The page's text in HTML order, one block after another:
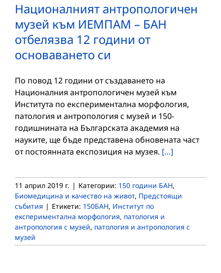
Националният антропологичен
музей към ИЕМПАМ – БАН
отбелязва 12 години от
основаването си
По повод 12 години от създаването на
Националния антропологичен музей към
Института по експериментална морфология,
патология и антропология с музей и 150-
годишнината на Българската академия на
науките, ще бъде представена обновената част
от постоянната експозиция на музея. […]
11 април 2019 г. | Категории: 150 години БАН,
Биомедицина и качество на живот, Предстоящи
събития | Етикети: 150БАН, Институт по
експериментална морфология, патология и
антропология с музей, патология и антропология с
музей